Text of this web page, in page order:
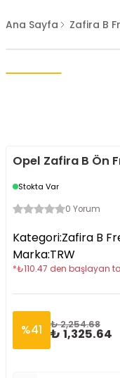
Ana Sayfa Zafira B
Opel Zafira B Ön
Stokta Var
0 Yorum
Kategori:Zafira B
Marka:TRW
*₺110.47 den başlayan
%41 ₺ 2,254.68
₺ 1,325.64